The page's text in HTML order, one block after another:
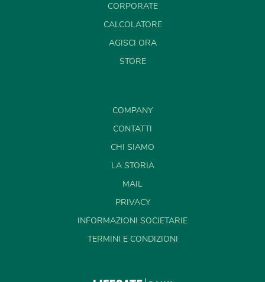
CORPORATE
CALCOLATORE
AGISCI ORA
STORE
COMPANY
CONTATTI
CHI SIAMO
LA STORIA
MAIL
PRIVACY
INFORMAZIONI SOCIETARIE
TERMINI E CONDIZIONI